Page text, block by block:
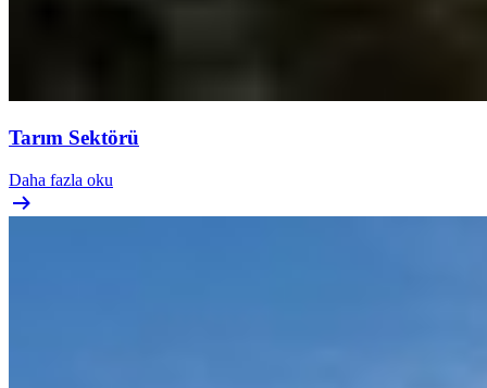
Tarım Sektörü
Daha fazla oku